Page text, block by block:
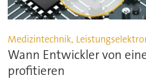
Medizintechnik,
Wann Entwickler von
profitieren